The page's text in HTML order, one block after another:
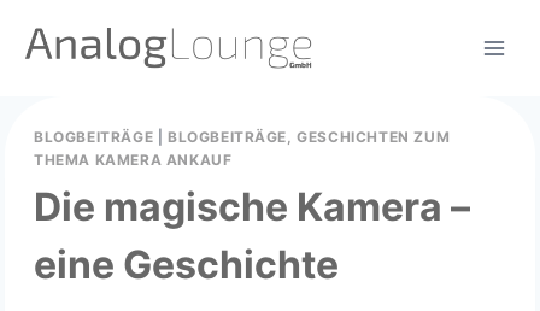
Inhalt
BLOGBEITRÄGE
BLOGBEITRÄGE, GESCHICHTEN ZUM
THEMA KAMERA ANKAUF
Die magische Kamera –
eine Geschichte